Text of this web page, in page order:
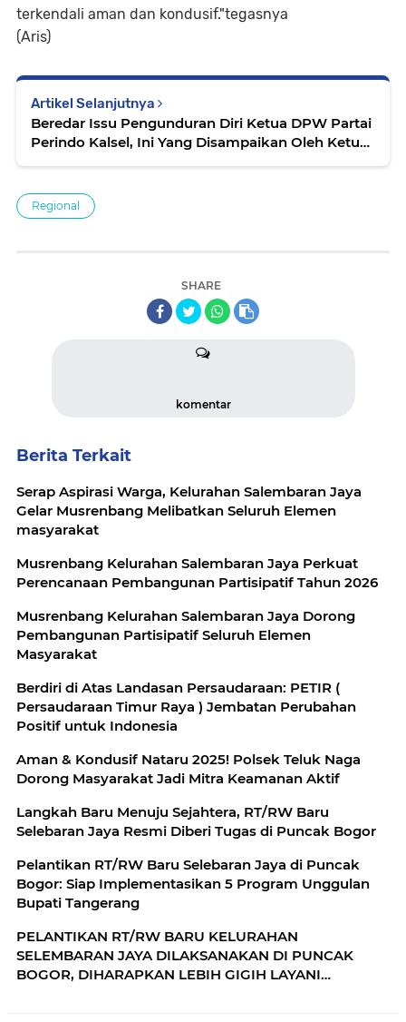
terkendali aman dan kondusif."tegasnya
(Aris)
Artikel Selanjutnya
Beredar Issu Pengunduran Diri Ketua DPW Partai
Perindo Kalsel, Ini Yang Disampaikan Oleh Ketua
Regional
SHARE
komentar
Berita Terkait
Serap Aspirasi Warga, Kelurahan Salembaran Jaya
Gelar Musrenbang Melibatkan Seluruh Elemen
masyarakat
Musrenbang Kelurahan Salembaran Jaya Perkuat
Perencanaan Pembangunan Partisipatif Tahun 2026
Musrenbang Kelurahan Salembaran Jaya Dorong
Pembangunan Partisipatif Seluruh Elemen
Masyarakat
Berdiri di Atas Landasan Persaudaraan: PETIR (
Persaudaraan Timur Raya ) Jembatan Perubahan
Positif untuk Indonesia
Aman & Kondusif Nataru 2025! Polsek Teluk Naga
Dorong Masyarakat Jadi Mitra Keamanan Aktif
Langkah Baru Menuju Sejahtera, RT/RW Baru
Selebaran Jaya Resmi Diberi Tugas di Puncak Bogor
Pelantikan RT/RW Baru Selebaran Jaya di Puncak
Bogor: Siap Implementasikan 5 Program Unggulan
Bupati Tangerang
PELANTIKAN RT/RW BARU KELURAHAN
SELEMBARAN JAYA DILAKSANAKAN DI PUNCAK
BOGOR, DIHARAPKAN LEBIH GIGIH LAYANI